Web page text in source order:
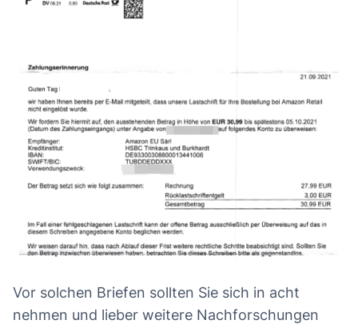
Vor solchen Briefen sollten Sie sich in acht
nehmen und lieber weitere Nachforschungen